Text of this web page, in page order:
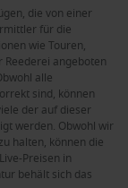
die von einer
für die
wie Touren,
Reederei angeboten
alle
sind, können
der auf dieser
werden. Obwohl wir
halten, können die
Preisen in
behält sich das